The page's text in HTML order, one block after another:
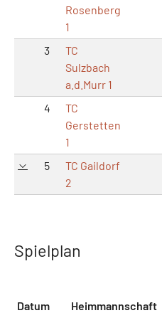
Rosenberg
1
3
TC
Sulzbach
a.d.Murr 1
4
TC
Gerstetten
1
5
TC Gaildorf
2
Spielplan
Datum Heimmannschaft